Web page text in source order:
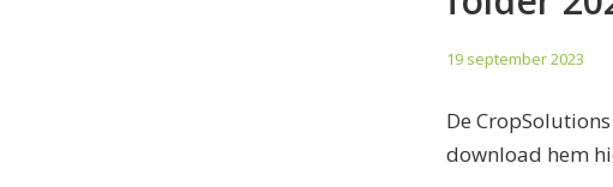
19 september 2023
De
download hem